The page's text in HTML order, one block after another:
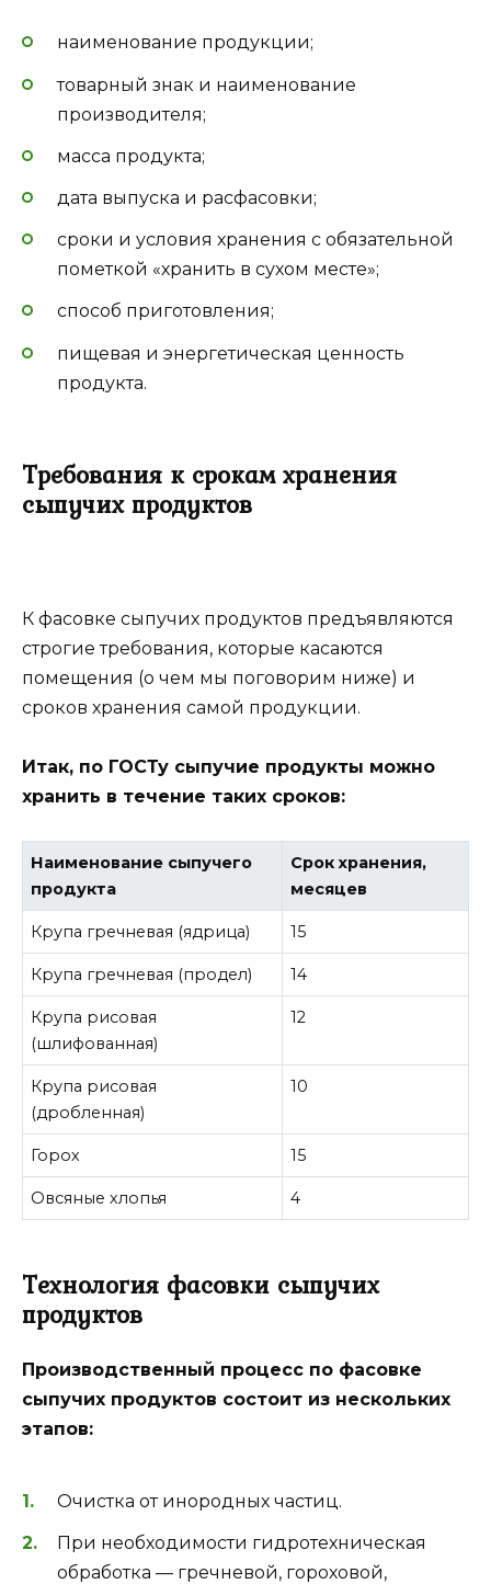
наименование продукции;
товарный знак и наименование
производителя;
масса продукта;
дата выпуска и расфасовки;
сроки и условия хранения с обязательной
пометкой «хранить в сухом месте»;
способ приготовления;
пищевая и энергетическая ценность
продукта.
Требования к срокам хранения
сыпучих продуктов
К фасовке сыпучих продуктов предъявляются
строгие требования, которые касаются
помещения (о чем мы поговорим ниже) и
сроков хранения самой продукции.
Итак, по ГОСТу сыпучие продукты можно
хранить в течение таких сроков:
Наименование сыпучего
продукта
Срок хранения,
месяцев
Крупа гречневая (ядрица) 15
Крупа гречневая (продел) 14
Крупа рисовая
(шлифованная)
12
Крупа рисовая
(дробленная)
10
Горох 15
Овсяные хлопья 4
Технология фасовки сыпучих
продуктов
Производственный процесс по фасовке
сыпучих продуктов состоит из нескольких
этапов:
Очистка от инородных частиц.
При необходимости гидротехническая
обработка — гречневой, гороховой,